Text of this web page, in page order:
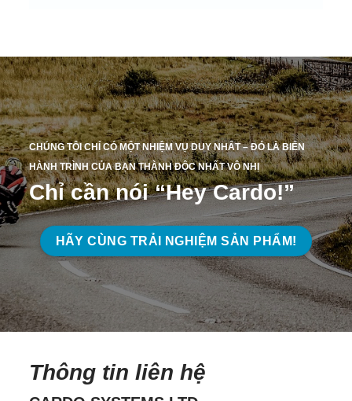
CHÚNG TÔI CHỈ CÓ MỘT NHIỆM VỤ DUY NHẤT – ĐÓ LÀ BIẾN
HÀNH TRÌNH CỦA BẠN THÀNH ĐỘC NHẤT VÔ NHỊ
Chỉ cần nói “Hey Cardo!”
HÃY CÙNG TRẢI NGHIỆM SẢN PHẨM!
Thông tin liên hệ